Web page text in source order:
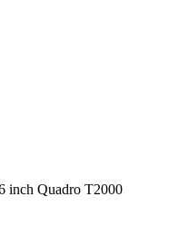
inch Quadro T2000